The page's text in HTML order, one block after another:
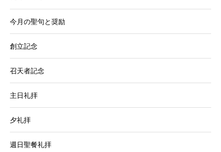
今月の聖句と奨励
創立記念
召天者記念
主日礼拝
夕礼拝
週日聖餐礼拝